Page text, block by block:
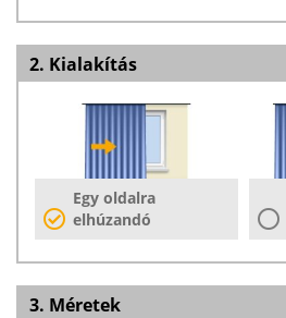
2. Kialakítás
Egy oldalra
elhúzandó
3. Méretek